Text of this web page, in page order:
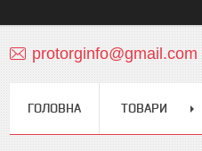
protorginfo@gmail.com
ГОЛОВНА ТОВАРИ